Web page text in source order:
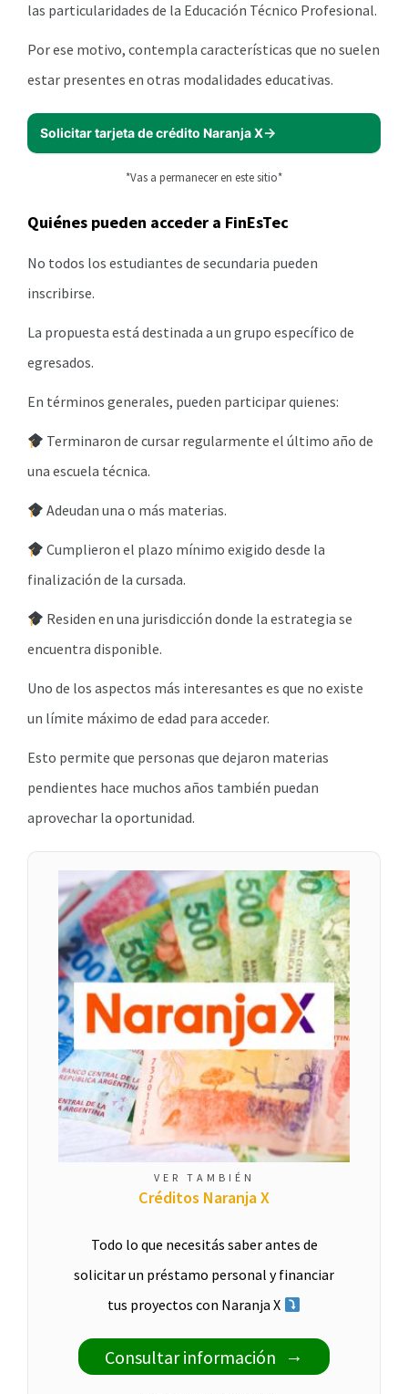
las particularidades de la Educación Técnico Profesional.
Por ese motivo, contempla características que no suelen
estar presentes en otras modalidades educativas.
Solicitar tarjeta de crédito Naranja X
*Vas a permanecer en este sitio*
Quiénes pueden acceder a FinEsTec
No todos los estudiantes de secundaria pueden
inscribirse.
La propuesta está destinada a un grupo específico de
egresados.
En términos generales, pueden participar quienes:
Terminaron de cursar regularmente el último año de
una escuela técnica.
Adeudan una o más materias.
Cumplieron el plazo mínimo exigido desde la
finalización de la cursada.
Residen en una jurisdicción donde la estrategia se
encuentra disponible.
Uno de los aspectos más interesantes es que no existe
un límite máximo de edad para acceder.
Esto permite que personas que dejaron materias
pendientes hace muchos años también puedan
aprovechar la oportunidad.
VER TAMBIÉN
Créditos Naranja X
Todo lo que necesitás saber antes de
solicitar un préstamo personal y financiar
tus proyectos con Naranja X
Consultar información